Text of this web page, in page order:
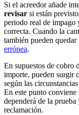
Si el acreedor añade
revisar si están
periodo real de impago
correcta. Cuando la
también pueden
errónea.
En supuestos de cobro
importe, pueden surgir
según las
En este punto
dependerá de la
reclamación.